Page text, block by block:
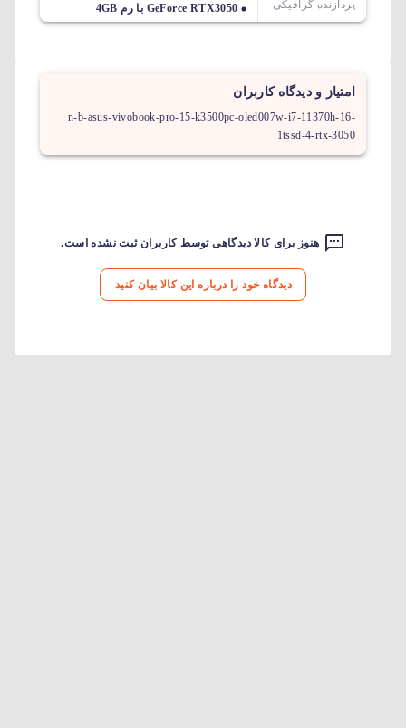
پردازنده گرافیکی GeForce RTX3050 با رم 4GB
امتیاز و دیدگاه کاربران
n-b-asus-vivobook-pro-15-k3500pc-oled007w-i7-11370h-16-
1tssd-4-rtx-3050
هنوز برای کالا دیدگاهی توسط کاربران ثبت نشده است.
دیدگاه خود را درباره این کالا بیان کنید